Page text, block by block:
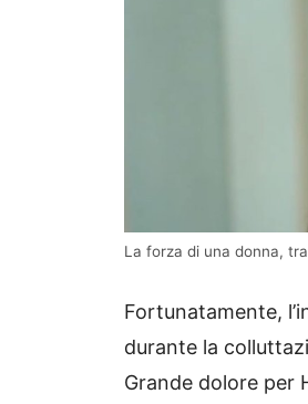
La forza di una donna,
Fortunatamente,
durante la
Grande dolore per